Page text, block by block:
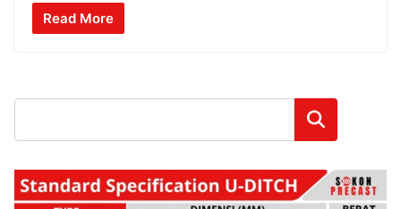
Read More
Cari